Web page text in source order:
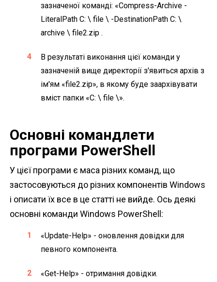
зазначеної команді: «Compress-Archive -
LiteralPath C: \ file \ -DestinationPath C: \
archive \ file2.zip .
В результаті виконання цієї команди у
зазначеній вище директорії з'явиться архів з
ім'ям «file2.zip», в якому буде заархівувати
вміст папки «C: \ file \».
Основні командлети
програми PowerShell
У цієї програми є маса різних команд, що
застосовуються до різних компонентів Windows
і описати їх все в це статті не вийде. Ось деякі
основні команди Windows PowerShell:
«Update-Help» - оновлення довідки для
певного компонента.
«Get-Help» - отримання довідки.